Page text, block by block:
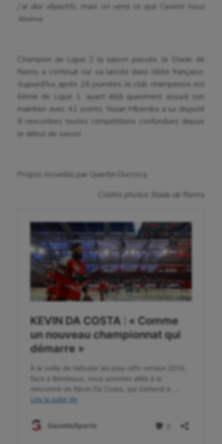
j’ai des objectifs, mais on verra ce que l’avenir nous
réserve.
Champion de Ligue 2 la saison passée, le Stade de
Reims a continué sur sa lancée dans l’élite française.
Aujourd’hui, après 26 journées, le club champenois est
6ème de Ligue 1, ayant déjà quasiment assuré son
maintien avec 41 points. Nolan Mbemba a lui disputé
9 rencontres toutes compétitions confondues depuis
le début de saison.
Propos recueillis par Quentin Ducrocq
Crédits photos Stade de Reims